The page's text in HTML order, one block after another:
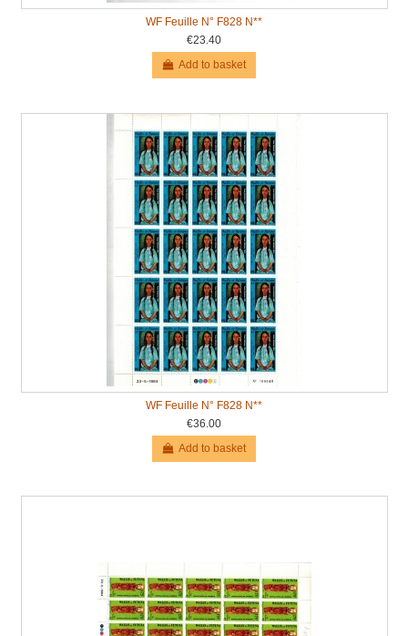
WF Feuille N° F828 N**
€23.40
Add to basket
WF Feuille N° F828 N**
€36.00
Add to basket